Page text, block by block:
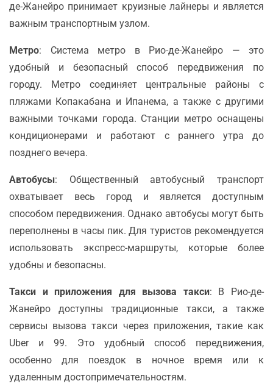
де-Жанейро принимает круизные лайнеры и является
важным транспортным узлом.
Метро: Система метро в Рио-де-Жанейро — это
удобный и безопасный способ передвижения по
городу. Метро соединяет центральные районы с
пляжами Копакабана и Ипанема, а также с другими
важными точками города. Станции метро оснащены
кондиционерами и работают с раннего утра до
позднего вечера.
Автобусы: Общественный автобусный транспорт
охватывает весь город и является доступным
способом передвижения. Однако автобусы могут быть
переполнены в часы пик. Для туристов рекомендуется
использовать экспресс-маршруты, которые более
удобны и безопасны.
Такси и приложения для вызова такси: В Рио-де-
Жанейро доступны традиционные такси, а также
сервисы вызова такси через приложения, такие как
Uber и 99. Это удобный способ передвижения,
особенно для поездок в ночное время или к
удаленным достопримечательностям.